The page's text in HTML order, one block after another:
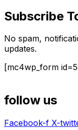
Subscribe
No spam,
updates.
[mc4wp_form
follow us
Facebook-f X-